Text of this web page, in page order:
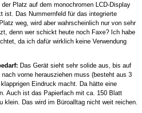
Platz auf dem monochromen LCD-Display
ist. Das Nummernfeld für das integrierte
weg, wird aber wahrscheinlich nur von sehr
denn wer schickt heute noch Faxe? Ich habe
da ich dafür wirklich keine Verwendung
Das Gerät sieht sehr solide aus, bis auf
vorne herausziehen muss (besteht aus 3
Eindruck macht. Da hätte eine
Auch ist das Papierfach mit ca. 150 Blatt
klein. Das wird im Büroalltag nicht weit reichen.